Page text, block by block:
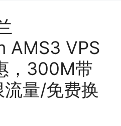
AMS3 VPS
，300M带
量/免费换